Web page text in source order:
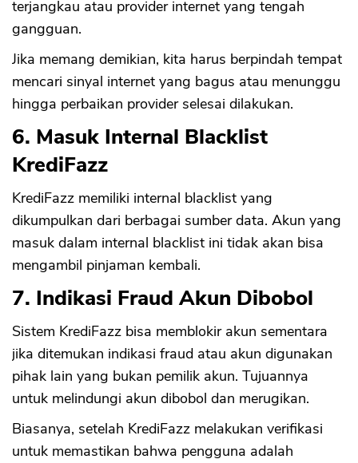
terjangkau atau provider internet yang tengah
gangguan.
Jika memang demikian, kita harus berpindah tempat
mencari sinyal internet yang bagus atau menunggu
hingga perbaikan provider selesai dilakukan.
6. Masuk Internal Blacklist
KrediFazz
KrediFazz memiliki internal blacklist yang
dikumpulkan dari berbagai sumber data. Akun yang
masuk dalam internal blacklist ini tidak akan bisa
mengambil pinjaman kembali.
7. Indikasi Fraud Akun Dibobol
Sistem KrediFazz bisa memblokir akun sementara
jika ditemukan indikasi fraud atau akun digunakan
pihak lain yang bukan pemilik akun. Tujuannya
untuk melindungi akun dibobol dan merugikan.
Biasanya, setelah KrediFazz melakukan verifikasi
untuk memastikan bahwa pengguna adalah